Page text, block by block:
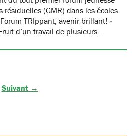
résiduelles (GMR) dans les écoles
TRIppant, avenir brillant! »
d’un travail de plusieurs…
Suivant →